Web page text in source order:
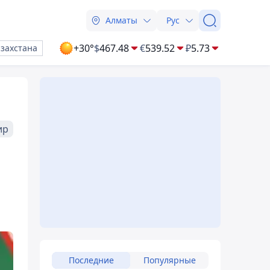
Алматы Рус
+30°$467.48 €539.52 ₽5.73
Последние Популярные